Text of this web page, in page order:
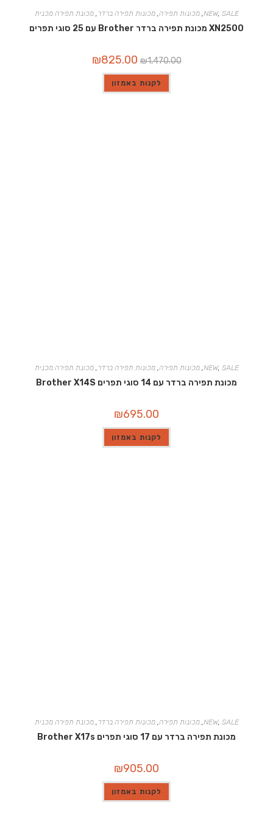
NEW, SALE
,מכונות תפירה,מכונות תפירה ברדר,מכונת תפירה מכנית
XN2500 מכונת תפירה ברדר Brother עם 25 סוגי תפרים
₪1,470.00
המחיר
המקורי
היה:
₪1,470.00.
₪825.00
לקנות באמזון
NEW, SALE
,מכונות תפירה,מכונות תפירה ברדר,מכונת תפירה מכנית
מכונת תפירה ברדר עם 14 סוגי תפרים Brother X14S
₪695.00
לקנות באמזון
NEW, SALE
,מכונות תפירה,מכונות תפירה ברדר,מכונת תפירה מכנית
מכונת תפירה ברדר עם 17 סוגי תפרים Brother X17s
₪905.00
לקנות באמזון